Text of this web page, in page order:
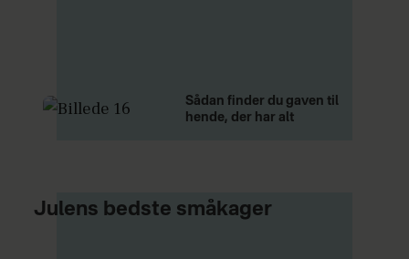
Sådan finder du gaven til
hende, der har alt
Julens bedste småkager